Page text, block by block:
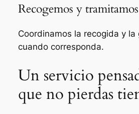
Recogemos y tramitamos
Coordinamos la recogida y
cuando corresponda.
Un servicio
que no pierdas